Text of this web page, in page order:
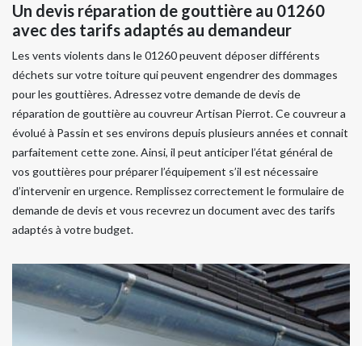
Un devis réparation de gouttière au 01260
avec des tarifs adaptés au demandeur
Les vents violents dans le 01260 peuvent déposer différents
déchets sur votre toiture qui peuvent engendrer des dommages
pour les gouttières. Adressez votre demande de devis de
réparation de gouttière au couvreur Artisan Pierrot. Ce couvreur a
évolué à Passin et ses environs depuis plusieurs années et connait
parfaitement cette zone. Ainsi, il peut anticiper l’état général de
vos gouttières pour préparer l’équipement s’il est nécessaire
d’intervenir en urgence. Remplissez correctement le formulaire de
demande de devis et vous recevrez un document avec des tarifs
adaptés à votre budget.